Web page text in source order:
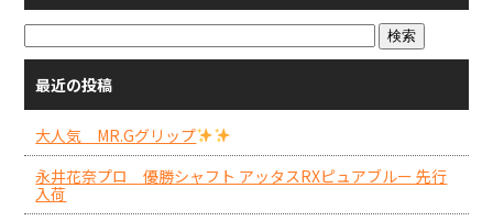
最近の投稿
大人気 MR.Gグリップ
永井花奈プロ 優勝シャフト アッタスRXピュアブルー 先行
入荷